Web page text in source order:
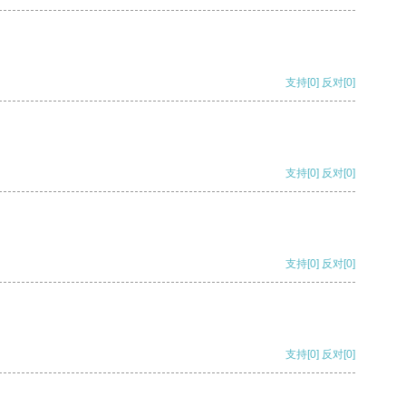
支持[0] 反对[0]
支持[0] 反对[0]
支持[0] 反对[0]
支持[0] 反对[0]